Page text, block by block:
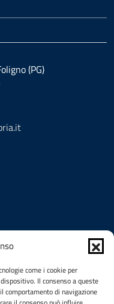
come i cookie per
Il consenso a queste
comportamento di navigazione
(PG)